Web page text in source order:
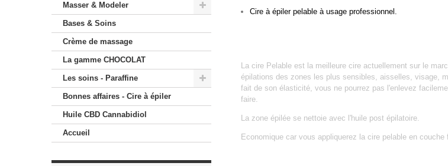
Masser & Modeler
Bases & Soins
Crème de massage
La gamme CHOCOLAT
Les soins - Paraffine
Bonnes affaires - Cire à épiler
Huile CBD Cannabidiol
Accueil
Cire à épiler pelable à usage professionnel.
La cire Pelable est la meilleure cire actuellement sur le
épilations des zones les plus sensibles, aisselles, visage,
fait de son élasticité, vous ne pourrez pas l'enlevez
faire.
La zone épilée se nettoie avec l'huile post épilatoire.
Economique car vous appliquerez la cire pelable en couche